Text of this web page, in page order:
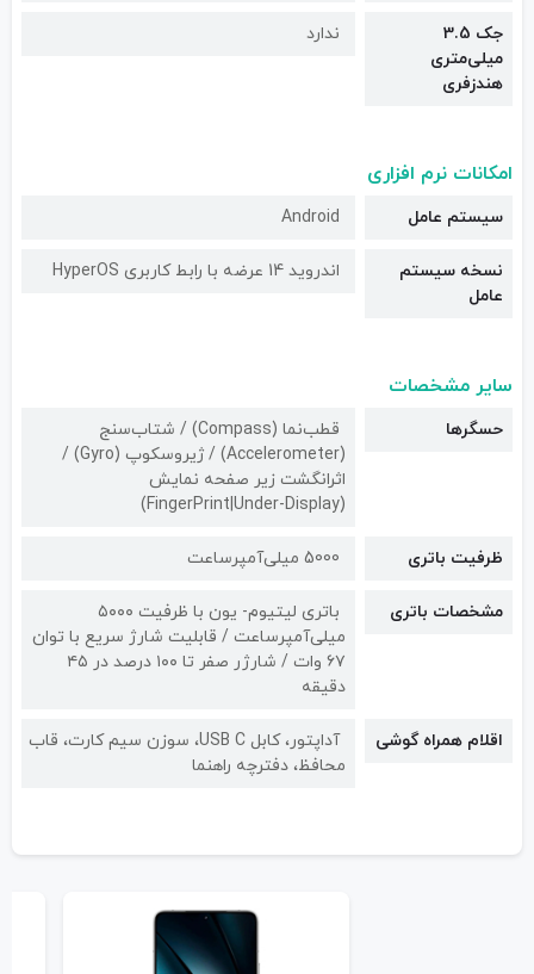
جک 3.5
میلی‌متری
هندزفری
ندارد
امکانات نرم افزاری
سیستم عامل Android
نسخه سیستم
عامل
اندروید 14 عرضه با رابط کاربری HyperOS
سایر مشخصات
حسگرها
قطب‌نما (Compass) / شتاب‌سنج
(Accelerometer) / ژیروسکوپ (Gyro) /
اثرانگشت زیر صفحه نمایش
(FingerPrint|Under-Display)
ظرفیت باتری 5000 میلی‌آمپرساعت
مشخصات باتری
باتری لیتیوم‌- یون با ظرفیت ۵۰۰۰
میلی‌آمپرساعت / قابلیت شارژ سریع با توان
۶۷ وات / شارژر صفر تا ۱۰۰ درصد در ۴۵
دقیقه
اقلام همراه گوشی
آداپتور، کابل USB C، سوزن سیم کارت، قاب
محافظ، دفترچه راهنما